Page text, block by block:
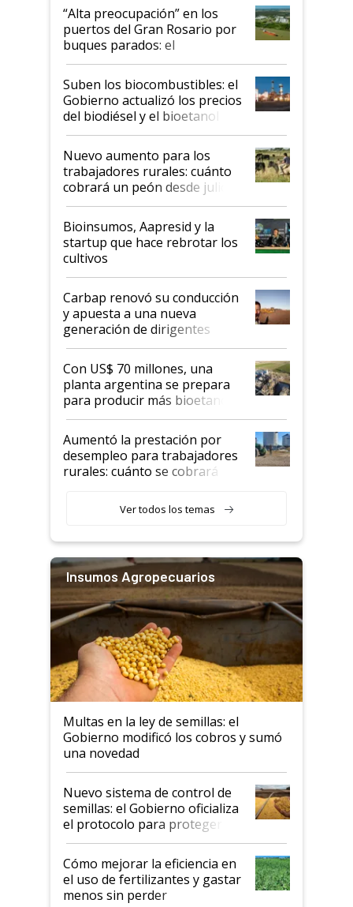
“Alta preocupación” en los
puertos del Gran Rosario por
buques parados: el
funcionamiento de las
exportadoras en tensión tras
la medida de fuerza de los
prácticos
Suben los biocombustibles: el
Gobierno actualizó los precios
del biodiésel y el bioetanol
Nuevo aumento para los
trabajadores rurales: cuánto
cobrará un peón desde julio
Bioinsumos, Aapresid y la
startup que hace rebrotar los
cultivos
Carbap renovó su conducción
y apuesta a una nueva
generación de dirigentes
rurales
Con US$ 70 millones, una
planta argentina se prepara
para producir más bioetanol
que nunca
Aumentó la prestación por
desempleo para trabajadores
rurales: cuánto se cobrará
Ver todos los temas
Insumos Agropecuarios
Multas en la ley de semillas: el
Gobierno modificó los cobros y sumó
una novedad
Nuevo sistema de control de
semillas: el Gobierno oficializa
el protocolo para proteger la
propiedad intelectual
Cómo mejorar la eficiencia en
el uso de fertilizantes y gastar
menos sin perder